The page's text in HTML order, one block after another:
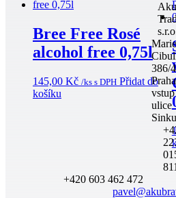
Bree Free Rosé
alcohol free 0,75l
145,00 Kč /ks s DPH Přidat do
košíku
386/
ulice
811
+420 603 462 472